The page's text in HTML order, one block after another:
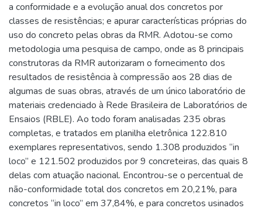
a conformidade e a evolução anual dos concretos por
classes de resistências; e apurar características próprias do
uso do concreto pelas obras da RMR. Adotou-se como
metodologia uma pesquisa de campo, onde as 8 principais
construtoras da RMR autorizaram o fornecimento dos
resultados de resistência à compressão aos 28 dias de
algumas de suas obras, através de um único laboratório de
materiais credenciado à Rede Brasileira de Laboratórios de
Ensaios (RBLE). Ao todo foram analisadas 235 obras
completas, e tratados em planilha eletrônica 122.810
exemplares representativos, sendo 1.308 produzidos “in
loco” e 121.502 produzidos por 9 concreteiras, das quais 8
delas com atuação nacional. Encontrou-se o percentual de
não-conformidade total dos concretos em 20,21%, para
concretos “in loco” em 37,84%, e para concretos usinados